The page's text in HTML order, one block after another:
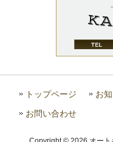
トップページ お
お問い合わせ